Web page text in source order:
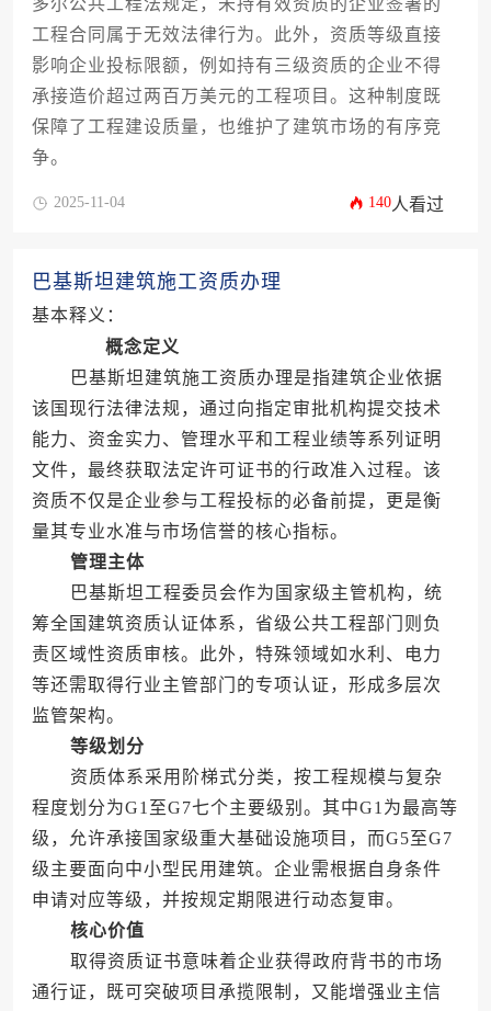
多尔公共工程法规定，未持有效资质的企业签署的
工程合同属于无效法律行为。此外，资质等级直接
影响企业投标限额，例如持有三级资质的企业不得
承接造价超过两百万美元的工程项目。这种制度既
保障了工程建设质量，也维护了建筑市场的有序竞
争。
2025-11-04 140人看过
巴基斯坦建筑施工资质办理
基本释义：
概念定义
巴基斯坦建筑施工资质办理是指建筑企业依据
该国现行法律法规，通过向指定审批机构提交技术
能力、资金实力、管理水平和工程业绩等系列证明
文件，最终获取法定许可证书的行政准入过程。该
资质不仅是企业参与工程投标的必备前提，更是衡
量其专业水准与市场信誉的核心指标。
管理主体
巴基斯坦工程委员会作为国家级主管机构，统
筹全国建筑资质认证体系，省级公共工程部门则负
责区域性资质审核。此外，特殊领域如水利、电力
等还需取得行业主管部门的专项认证，形成多层次
监管架构。
等级划分
资质体系采用阶梯式分类，按工程规模与复杂
程度划分为G1至G7七个主要级别。其中G1为最高等
级，允许承接国家级重大基础设施项目，而G5至G7
级主要面向中小型民用建筑。企业需根据自身条件
申请对应等级，并按规定期限进行动态复审。
核心价值
取得资质证书意味着企业获得政府背书的市场
通行证，既可突破项目承揽限制，又能增强业主信